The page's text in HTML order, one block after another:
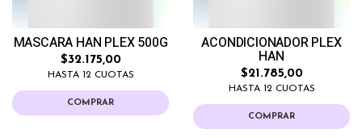
MASCARA HAN PLEX 500G
$32.175,00
HASTA 12 CUOTAS
COMPRAR
ACONDICIONADOR PLEX
HAN
$21.785,00
HASTA 12 CUOTAS
COMPRAR